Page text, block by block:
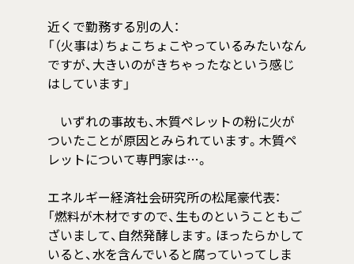
近くで勤務する別の人：
「（火事は）ちょこちょこやっているみたいなん
ですが、大きいのがきちゃったなという感じ
はしています」
いずれの事故も、木質ペレットの粉に火が
ついたことが原因とみられています。木質ペ
レットについて専門家は…。
エネルギー経済社会研究所の松尾豪代表：
「燃料が木材ですので、生ものということもご
ざいまして、自然発酵します。ほったらかして
いると、水を含んでいると腐っていってしま